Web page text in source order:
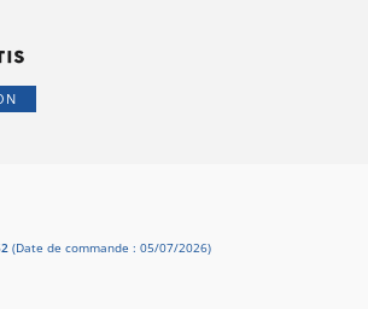
(Date de commande : 05/07/2026)